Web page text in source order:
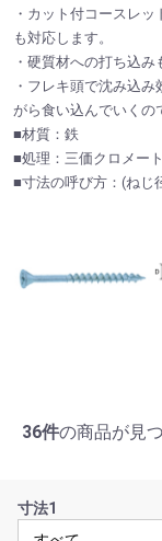
・カット付コースレ
も対応します。
・硬質材への打ち込み
・フレキ頭で沈み込
がら食い込んでいくの
■材質：鉄
■処理：三価クロメー
■寸法の呼び方：(ねじ
36件の商品が見
寸法1